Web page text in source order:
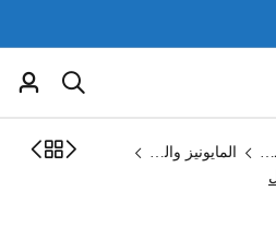
البقالة والتموين
المايونيز والكاتشب